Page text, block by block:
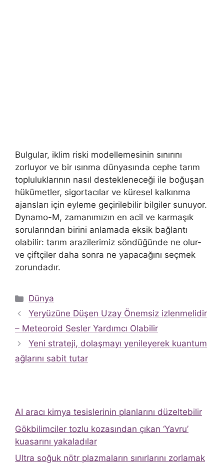
Bulgular, iklim riski modellemesinin sınırını
zorluyor ve bir ısınma dünyasında cephe tarım
topluluklarının nasıl destekleneceği ile boğuşan
hükümetler, sigortacılar ve küresel kalkınma
ajansları için eyleme geçirilebilir bilgiler sunuyor.
Dynamo-M, zamanımızın en acil ve karmaşık
sorularından birini anlamada eksik bağlantı
olabilir: tarım arazilerimiz söndüğünde ne olur-
ve çiftçiler daha sonra ne yapacağını seçmek
zorundadır.
Kategoriler
Dünya
Yeryüzüne Düşen Uzay Önemsiz izlenmelidir
– Meteoroid Sesler Yardımcı Olabilir
Yeni strateji, dolaşmayı yenileyerek kuantum
ağlarını sabit tutar
AI aracı kimya tesislerinin planlarını düzeltebilir
Gökbilimciler tozlu kozasından çıkan ‘Yavru’
kuasarını yakaladılar
Ultra soğuk nötr plazmaların sınırlarını zorlamak